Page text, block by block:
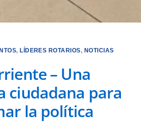
, LÍDERES ROTARIOS, NOTICIAS
– Una
ciudadana para
la política